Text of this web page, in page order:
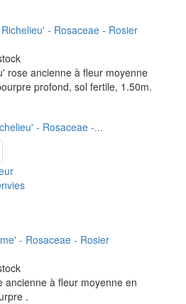
rose ancienne à fleur moyenne
profond, sol fertile, 1.50m.
- Rosaceae -...
ancienne à fleur moyenne en
.